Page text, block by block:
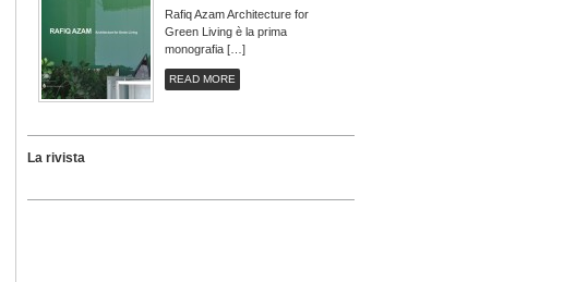
Rafiq Azam Architecture for
Green Living è la prima
monografia […]
READ MORE
La rivista